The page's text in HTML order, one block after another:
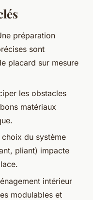
préparation
sont
placard sur mesure
les obstacles
matériaux
choix du système
pliant) impacte
intérieur
modulables et